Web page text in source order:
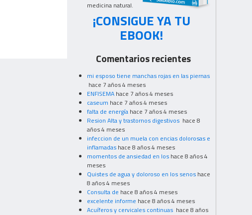
medicina natural.
¡CONSIGUE YA TU
EBOOK!
Comentarios recientes
mi esposo tiene manchas rojas en las piernas
hace 7 años 4 meses
ENFISEMA hace 7 años 4 meses
caseum hace 7 años 4 meses
falta de energía hace 7 años 4 meses
Resion Alta y trastornos digestivos hace 8
años 4 meses
infeccion de un muela con encias dolorosas e
inflamadas hace 8 años 4 meses
momentos de ansiedad en los hace 8 años 4
meses
Quistes de agua y doloroso en los senos hace
8 años 4 meses
Consulta de hace 8 años 4 meses
excelente informe hace 8 años 4 meses
Acuíferos y cervicales continuas hace 8 años